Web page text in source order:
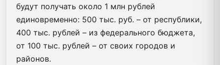
будут получать около 1 млн рублей
единовременно: 500 тыс. руб. – от республики,
400 тыс. рублей – из федерального бюджета,
от 100 тыс. рублей – от своих городов и
районов.